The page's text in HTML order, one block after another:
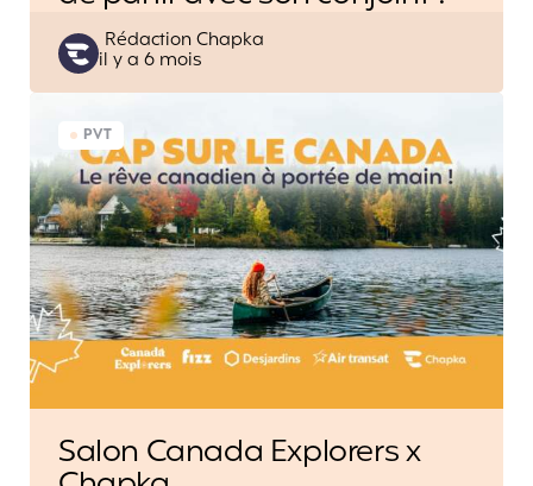
Posted
by
Rédaction Chapka
il y a 6 mois
PVT
Salon Canada Explorers x